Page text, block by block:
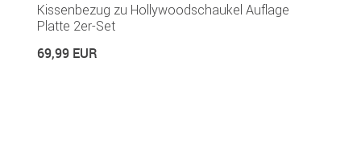
Kissenbezug zu Hollywoodschaukel Auflage
Platte 2er-Set
69,99 EUR